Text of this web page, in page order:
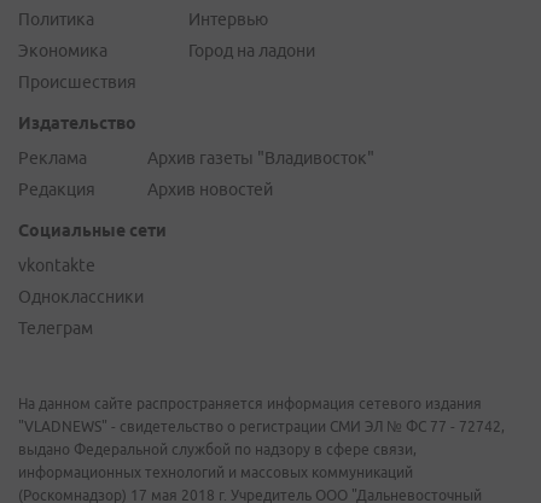
Политика
Экономика
Происшествия
Интервью
Город на ладони
Издательство
Реклама
Редакция
Архив газеты "Владивосток"
Архив новостей
Социальные сети
vkontakte
Одноклассники
Телеграм
На данном сайте распространяется информация сетевого издания
"VLADNEWS" - свидетельство о регистрации СМИ ЭЛ № ФС 77 - 72742,
выдано Федеральной службой по надзору в сфере связи,
информационных технологий и массовых коммуникаций
(Роскомнадзор) 17 мая 2018 г. Учредитель ООО "Дальневосточный